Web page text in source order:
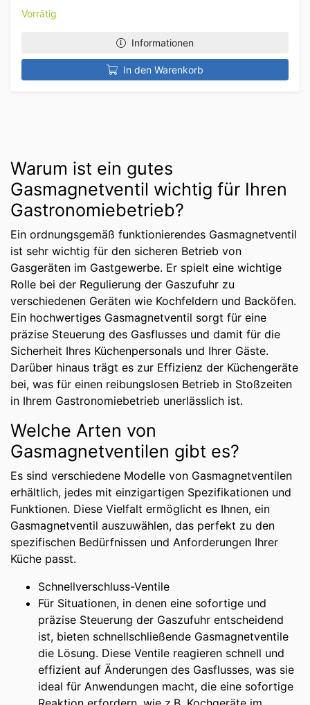
Vorrätig
Informationen
In den Warenkorb
Warum ist ein gutes
Gasmagnetventil wichtig für Ihren
Gastronomiebetrieb?
Ein ordnungsgemäß funktionierendes Gasmagnetventil
ist sehr wichtig für den sicheren Betrieb von
Gasgeräten im Gastgewerbe. Er spielt eine wichtige
Rolle bei der Regulierung der Gaszufuhr zu
verschiedenen Geräten wie Kochfeldern und Backöfen.
Ein hochwertiges Gasmagnetventil sorgt für eine
präzise Steuerung des Gasflusses und damit für die
Sicherheit Ihres Küchenpersonals und Ihrer Gäste.
Darüber hinaus trägt es zur Effizienz der Küchengeräte
bei, was für einen reibungslosen Betrieb in Stoßzeiten
in Ihrem Gastronomiebetrieb unerlässlich ist.
Welche Arten von
Gasmagnetventilen gibt es?
Es sind verschiedene Modelle von Gasmagnetventilen
erhältlich, jedes mit einzigartigen Spezifikationen und
Funktionen. Diese Vielfalt ermöglicht es Ihnen, ein
Gasmagnetventil auszuwählen, das perfekt zu den
spezifischen Bedürfnissen und Anforderungen Ihrer
Küche passt.
Schnellverschluss-Ventile
Für Situationen, in denen eine sofortige und
präzise Steuerung der Gaszufuhr entscheidend
ist, bieten schnellschließende Gasmagnetventile
die Lösung. Diese Ventile reagieren schnell und
effizient auf Änderungen des Gasflusses, was sie
ideal für Anwendungen macht, die eine sofortige